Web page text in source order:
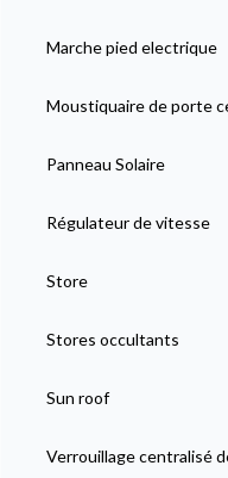
Marche pied electrique
Moustiquaire de porte
Panneau Solaire
Régulateur de vitesse
Store
Stores occultants
Sun roof
Verrouillage centralisé